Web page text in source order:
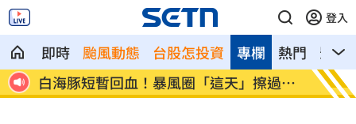
登入
即時 颱風動態 台股怎投資 熱門 影音
專欄
身
白海豚短暫回血！暴風圈「這天」擦過台
灣
肥大
播